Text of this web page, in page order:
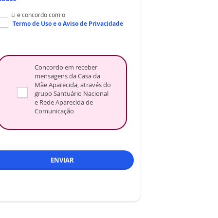
Li e concordo com o
Termo de Usoe oAviso de Privacidade
Concordo em receber
mensagens da Casa da
Mãe Aparecida, através do
grupo Santuário Nacional
e Rede Aparecida de
Comunicação
ENVIAR